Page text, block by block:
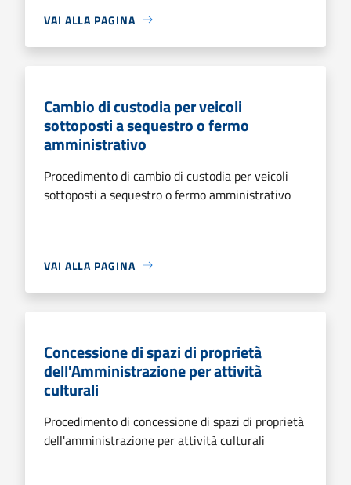
VAI ALLA PAGINA
Cambio di custodia per veicoli
sottoposti a sequestro o fermo
amministrativo
Procedimento di cambio di custodia per veicoli
sottoposti a sequestro o fermo amministrativo
VAI ALLA PAGINA
Concessione di spazi di proprietà
dell'Amministrazione per attività
culturali
Procedimento di concessione di spazi di proprietà
dell'amministrazione per attività culturali